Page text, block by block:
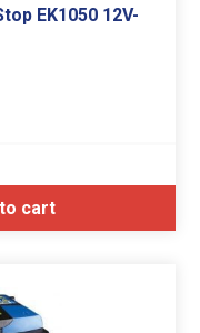
EK1050 12V-
cart